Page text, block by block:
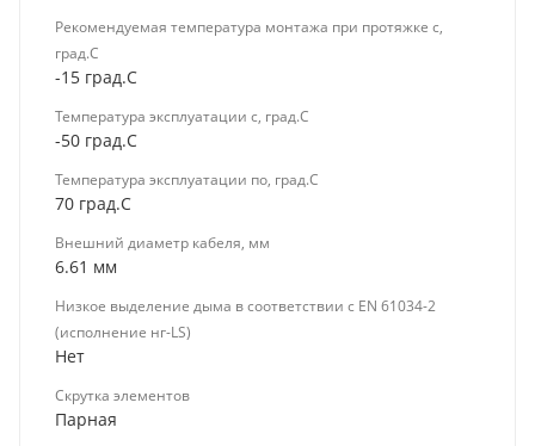
Рекомендуемая температура монтажа при протяжке с,
град.C
-15 град.C
Температура эксплуатации с, град.C
-50 град.C
Температура эксплуатации по, град.C
70 град.C
Внешний диаметр кабеля, мм
6.61 мм
Низкое выделение дыма в соответствии с EN 61034-2
(исполнение нг-LS)
Нет
Скрутка элементов
Парная